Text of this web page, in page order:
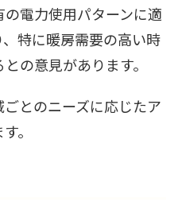
電力使用パターンに適
特に暖房需要の高い時
の意見があります。
とのニーズに応じたア
。